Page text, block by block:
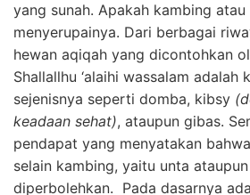
yang sunah. Apakah kambing
menyerupainya. Dari berbagai
hewan aqiqah yang dicontohkan
Shallallhu ‘alaihi wassalam adalah
sejenisnya seperti domba, kibsy
keadaan sehat), ataupun gibas.
pendapat yang menyatakan
selain kambing, yaitu unta
diperbolehkan. Pada dasarnya